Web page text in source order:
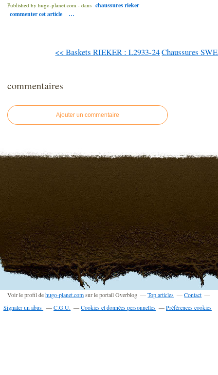
Published by hugo-planet.com - dans chaussures rieker
commenter cet article
…
<< Baskets RIEKER : L2933-24Chaussures
commentaires
Ajouter un commentaire
Voir le profil dehugo-planet.comsur le portail Overblog Top articles
Contact
Signaler un abus
C.G.U. Cookies et données personnelles Préférences cookies